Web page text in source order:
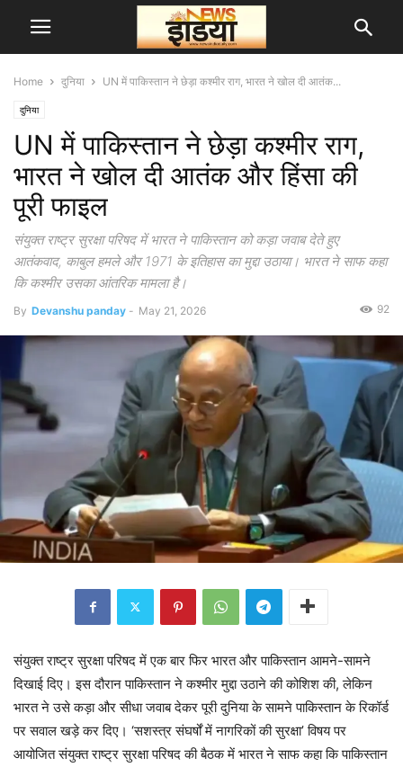
Home दुनिया UN में पाकिस्तान ने छेड़ा कश्मीर राग, भारत ने खोल दी आतंक...
दुनिया
UN में पाकिस्तान ने छेड़ा कश्मीर राग,
भारत ने खोल दी आतंक और हिंसा की
पूरी फाइल
संयुक्त राष्ट्र सुरक्षा परिषद में भारत ने पाकिस्तान को कड़ा जवाब देते हुए
आतंकवाद, काबुल हमले और 1971 के इतिहास का मुद्दा उठाया। भारत ने साफ कहा
कि कश्मीर उसका आंतरिक मामला है।
By Devanshu panday - May 21, 2026 92
संयुक्त राष्ट्र सुरक्षा परिषद में एक बार फिर भारत और पाकिस्तान आमने-सामने
दिखाई दिए। इस दौरान पाकिस्तान ने कश्मीर मुद्दा उठाने की कोशिश की, लेकिन
भारत ने उसे कड़ा और सीधा जवाब देकर पूरी दुनिया के सामने पाकिस्तान के रिकॉर्ड
पर सवाल खड़े कर दिए। ‘सशस्त्र संघर्षों में नागरिकों की सुरक्षा’ विषय पर
आयोजित संयुक्त राष्ट्र सुरक्षा परिषद की बैठक में भारत ने साफ कहा कि पाकिस्तान